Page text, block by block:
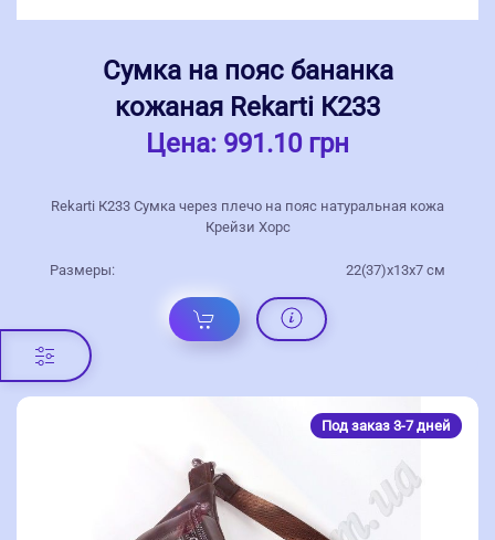
Сумка на пояс бананка
кожаная Rekarti К233
Цена: 991.10 грн
Rekarti К233 Сумка через плечо на пояс натуральная кожа
Крейзи Хорс
Размеры: 22(37)х13х7 см
Под заказ 3-7 дней